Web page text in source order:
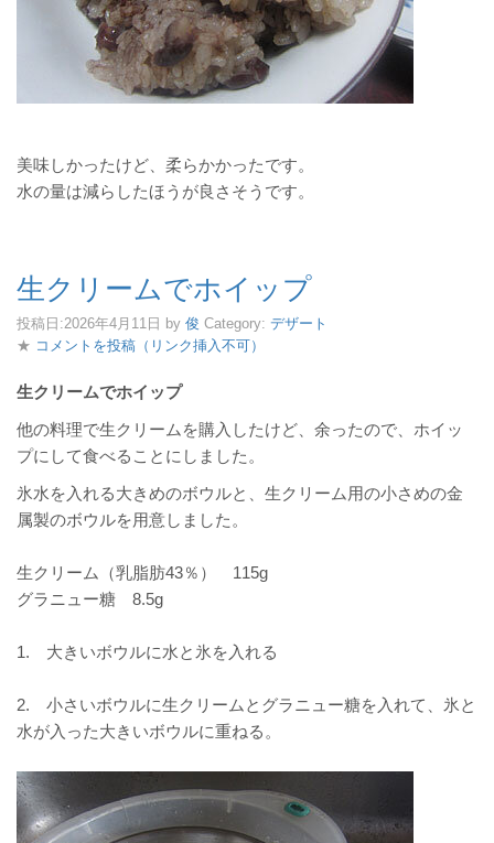
美味しかったけど、柔らかかったです。
水の量は減らしたほうが良さそうです。
生クリームでホイップ
投稿日:2026年4月11日 by 俊 Category: デザート
★ コメントを投稿（リンク挿入不可）
生クリームでホイップ
他の料理で生クリームを購入したけど、余ったので、ホイッ
プにして食べることにしました。
氷水を入れる大きめのボウルと、生クリーム用の小さめの金
属製のボウルを用意しました。
生クリーム（乳脂肪43％） 115g
グラニュー糖 8.5g
1. 大きいボウルに水と氷を入れる
2. 小さいボウルに生クリームとグラニュー糖を入れて、氷と
水が入った大きいボウルに重ねる。